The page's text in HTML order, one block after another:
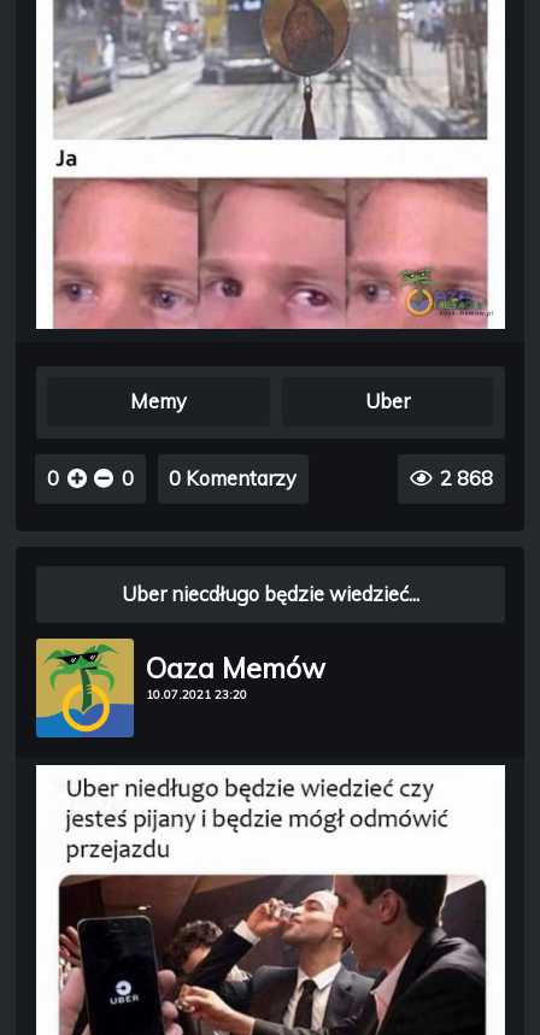
Memy Uber
0 0 0 Komentarzy 2 868
Oaza Memów
10.07.2021 23:20
Uber niecdługo będzie wiedzieć...